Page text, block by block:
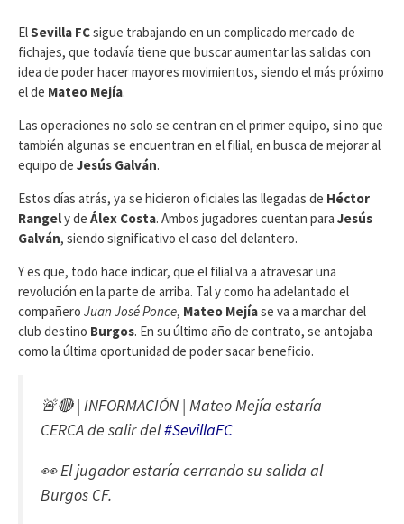
ElSevilla FCsigue trabajando en un complicado mercado de
fichajes, que todavía tiene que buscar aumentar las salidas con
idea de poder hacer mayores movimientos, siendo el más próximo
el de Mateo Mejía.
Las operaciones no solo se centran en el primer equipo, si no que
también algunas se encuentran en el filial, en busca de mejorar al
equipo de Jesús Galván.
Estos días atrás, ya se hicieron oficiales las llegadas de Héctor
Rangely de Álex Costa. Ambos jugadores cuentan para Jesús
Galván, siendo significativo el caso del delantero.
Y es que, todo hace indicar, que el filial va a atravesar una
revolución en la parte de arriba. Tal y como ha adelantado el
compañero Juan José Ponce, Mateo Mejíase va a marchar del
club destino Burgos. En su último año de contrato, se antojaba
como la última oportunidad de poder sacar beneficio.
🚨🔴 | INFORMACIÓN | Mateo Mejía estaría
CERCA de salir del#SevillaFC
👀 El jugador estaría cerrando su salida al
Burgos CF.